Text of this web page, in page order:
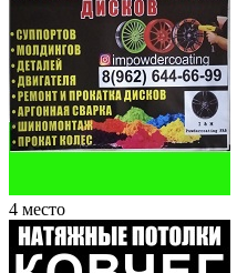
4 место